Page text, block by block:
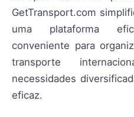
GetTransport.com
uma plataforma
conveniente para
transporte
necessidades
eficaz.